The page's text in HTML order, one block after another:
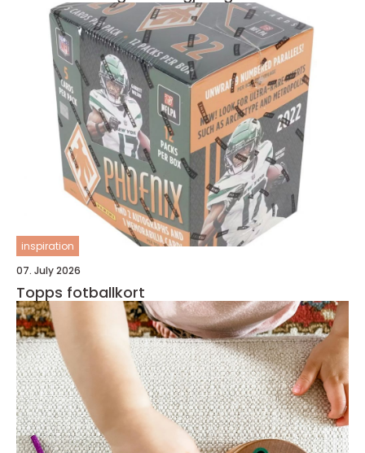
inspiration
07. July 2026
Topps fotballkort